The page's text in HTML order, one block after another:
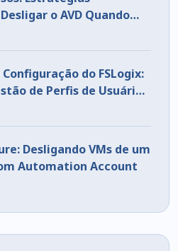
o AVD Quando
do FSLogix:
de Perfis de Usuários
Desligando VMs de um
Automation Account